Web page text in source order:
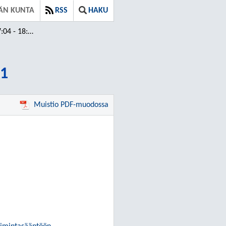
KUNTA RSS HAKU
- 18:31
Muistio PDF-muodossa